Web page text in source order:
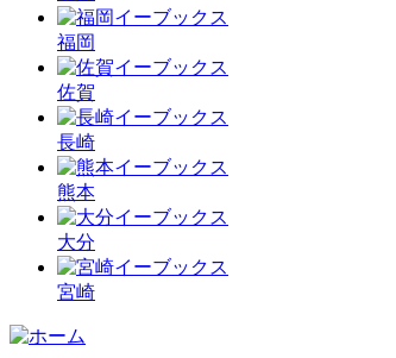
福岡
佐賀
長崎
熊本
大分
宮崎